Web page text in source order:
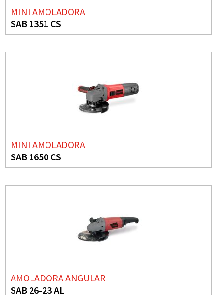
MINI AMOLADORA
SAB 1351 CS
MINI AMOLADORA
SAB 1650 CS
AMOLADORA ANGULAR
SAB 26-23 AL